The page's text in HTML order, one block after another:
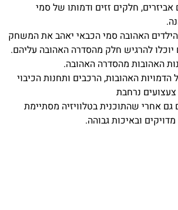
חלקים זזים ודמותו של סמי
האהובה סמי הכבאי יאהב את המשחק
יוכלו להרגיש חלק מהסדרה האהובה עליהם.
האהובות מהסדרה האהובה.
הדמויות האהובות, הרכבים ותחנות הכיבוי
נרחבת
אחרי שהתוכנית בטלוויזיה מסתיימת
ובאיכות גבוהה.